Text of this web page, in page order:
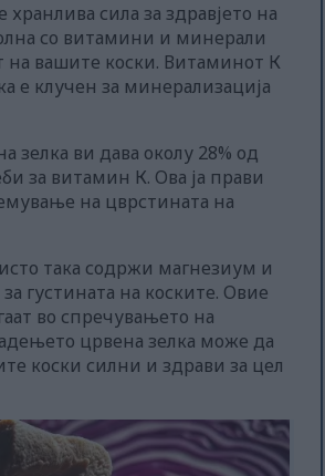
хранлива сила за здравјето на
со витамини и минерали
на вашите коски. Витаминот К
е клучен за минерализација
зелка ви дава околу 28% од
за витамин К. Ова ја прави
на цврстината на
така содржи магнезиум и
густината на коските. Овие
во спречувањето на
црвена зелка може да
коски силни и здрави за цел